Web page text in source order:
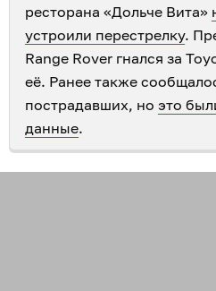
ресторана «Дольче Вита»
устроили перестрелку.
Range Rover гнался за
её. Ранее также
пострадавших, но это
данные.